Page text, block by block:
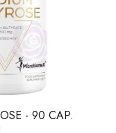
- 90 CAP.